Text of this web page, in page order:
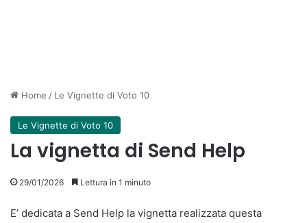
Home / Le Vignette di Voto 10
Le Vignette di Voto 10
La vignetta di Send Help
29/01/2026 Lettura in 1 minuto
E’ dedicata a Send Help la vignetta realizzata questa